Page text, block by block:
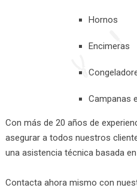
Hornos
Encimeras
Campanas
Con más de 20 años de
asegurar a todos nuestros
una asistencia técnica basada
Contacta ahora mismo con